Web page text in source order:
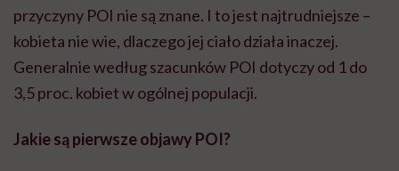
przyczyny POI nie są znane. I to jest najtrudniejsze –
kobieta nie wie, dlaczego jej ciało działa inaczej.
Generalnie według szacunków POI dotyczy od 1 do
3,5 proc. kobiet w ogólnej populacji.
Jakie są pierwsze objawy POI?